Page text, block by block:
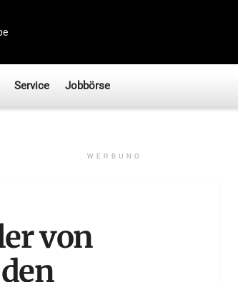
Service Jobbörse
WERBUNG
von